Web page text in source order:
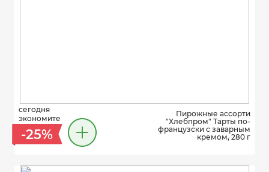
сегодня
экономите
-25%
Пирожные ассорти
"Хлебпром" Тарты по-
французски с заварным
кремом, 280 г